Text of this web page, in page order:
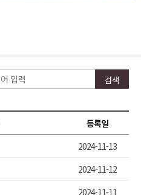
등록일
2024-11-13
2024-11-12
2024-11-11